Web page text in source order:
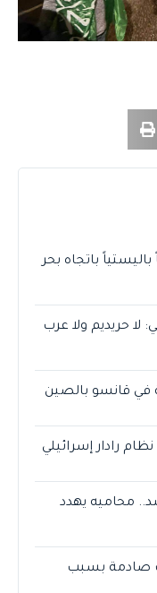
باتجاه بحر
لا حريديم ولا عرب
في قانسو بالصين
رادار إسرائيلي
محاميه يهدد
صادمة بسبب